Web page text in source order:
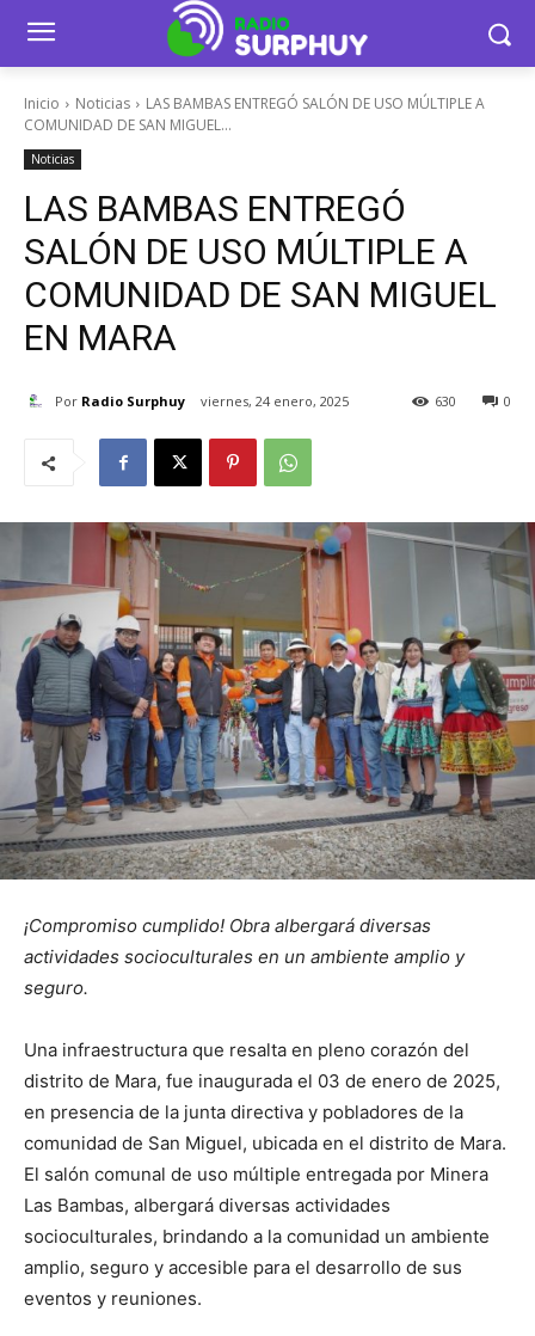
Inicio Noticias
LAS BAMBAS ENTREGÓ SALÓN DE USO MÚLTIPLE A
COMUNIDAD DE SAN MIGUEL...
Noticias
LAS BAMBAS ENTREGÓ
SALÓN DE USO MÚLTIPLE A
COMUNIDAD DE SAN MIGUEL
EN MARA
Por Radio Surphuy viernes, 24 enero, 2025 0
630
¡Compromiso cumplido! Obra albergará diversas
actividades socioculturales en un ambiente amplio y
seguro.
Una infraestructura que resalta en pleno corazón del
distrito de Mara, fue inaugurada el 03 de enero de 2025,
en presencia de la junta directiva y pobladores de la
comunidad de San Miguel, ubicada en el distrito de Mara.
El salón comunal de uso múltiple entregada por Minera
Las Bambas, albergará diversas actividades
socioculturales, brindando a la comunidad un ambiente
amplio, seguro y accesible para el desarrollo de sus
eventos y reuniones.